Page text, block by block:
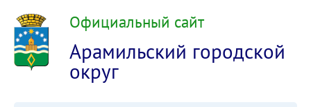
Официальный сайт
Арамильский городской
округ